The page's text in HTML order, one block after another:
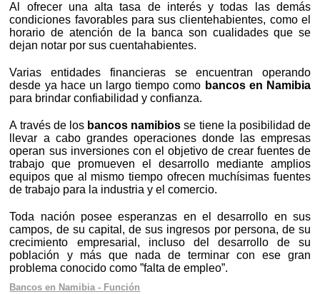
Al ofrecer una alta tasa de interés y todas las demás
condiciones favorables para sus clientehabientes, como el
horario de atención de la banca son cualidades que se
dejan notar por sus cuentahabientes.
Varias entidades financieras se encuentran operando
desde ya hace un largo tiempo como bancos en Namibia
para brindar confiabilidad y confianza.
A través de los bancos namibios se tiene la posibilidad de
llevar a cabo grandes operaciones donde las empresas
operan sus inversiones con el objetivo de crear fuentes de
trabajo que promueven el desarrollo mediante amplios
equipos que al mismo tiempo ofrecen muchísimas fuentes
de trabajo para la industria y el comercio.
Toda nación posee esperanzas en el desarrollo en sus
campos, de su capital, de sus ingresos por persona, de su
crecimiento empresarial, incluso del desarrollo de su
población y más que nada de terminar con ese gran
problema conocido como ”falta de empleo”.
Bancos en Namibia - Función